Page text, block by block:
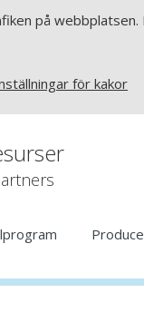
på
för kakor